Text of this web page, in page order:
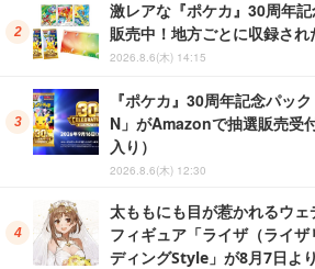
激レアな『ポケカ』30周年
販売中！地方ごとに収録され
2026.8.6(木) 14:15
『ポケカ』30周年記念パッ
N」がAmazonで抽選販売受
入り）
2026.8.6(木) 12:30
太ももにも目が惹かれるウェ
フィギュア「ライザ（ライ
ディングStyle」が8月7日よ